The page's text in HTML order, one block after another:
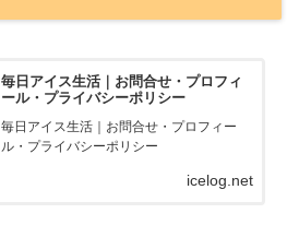
毎日アイス生活｜お問合せ・プロフィ
ール・プライバシーポリシー
毎日アイス生活｜お問合せ・プロフィー
ル・プライバシーポリシー
icelog.net